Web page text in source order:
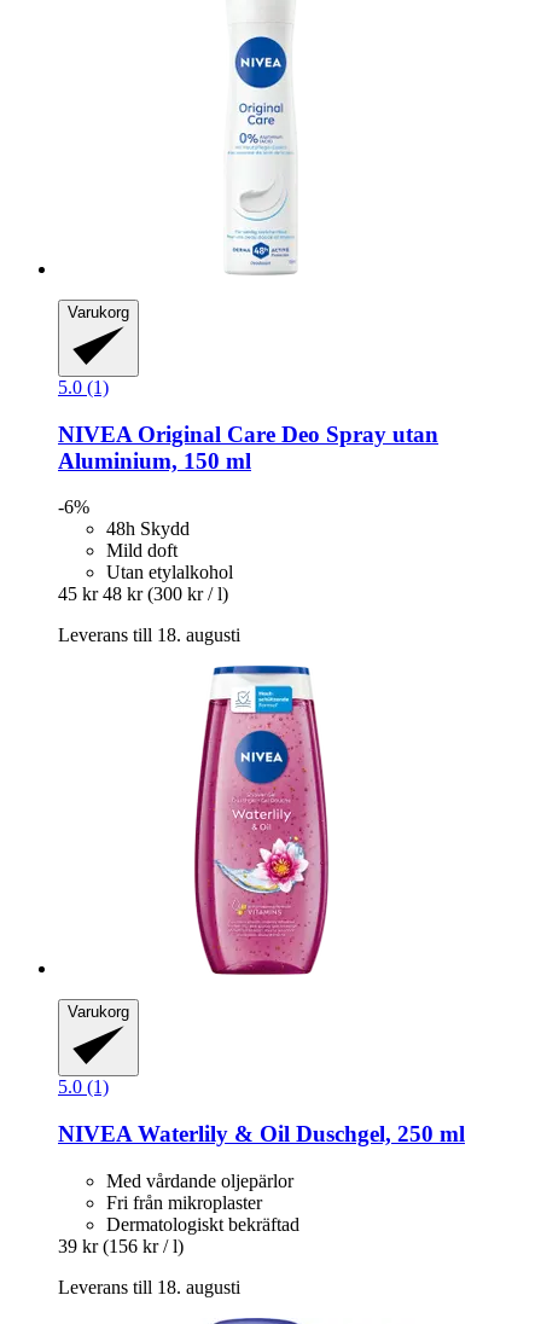
Varukorg
5.0 (1)
NIVEA Original Care Deo Spray utan
Aluminium, 150 ml
-6%
48h Skydd
Mild doft
Utan etylalkohol
45 kr 48 kr (300 kr / l)
Leverans till 18. augusti
Varukorg
5.0 (1)
NIVEA Waterlily & Oil Duschgel, 250 ml
Med vårdande oljepärlor
Fri från mikroplaster
Dermatologiskt bekräftad
39 kr (156 kr / l)
Leverans till 18. augusti